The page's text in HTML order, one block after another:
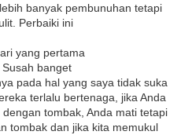
banyak pembunuhan tetapi
Perbaiki ini
yang pertama
banget
pada hal yang saya tidak suka
terlalu bertenaga, jika Anda
tombak, Anda mati tetapi
tombak dan jika kita memukul